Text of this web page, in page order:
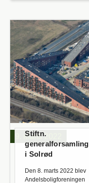
9. marts 2022
Stiftn.
generalforsamling
i Solrød
Den 8. marts 2022 blev
Andelsboligforeningen